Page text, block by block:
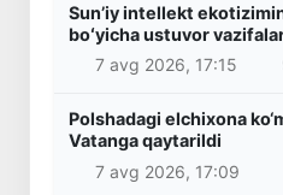
Sunʼiy intellekt
boʻyicha ustuvor
7 avg 2026, 17:15
Polshadagi elchixona
Vatanga qaytarildi
7 avg 2026, 17:09